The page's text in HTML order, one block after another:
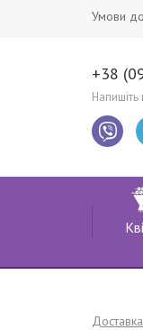
Умови
+38
Напишіть
Доставка